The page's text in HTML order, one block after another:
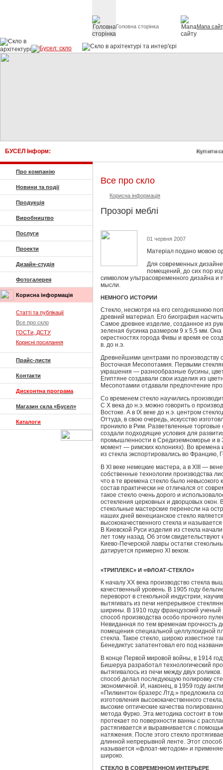
Головна сторінка Мапа
БУСЕЛ Інформ: Купити
Про компанію
Новини та події
Продукція
Виробництво
Послуги
Проекти
Дизайн-студія
Фотогалерея
Корисна інформація
Статті та публікації
Все про скло
ГОСТи, ДСТУ
Корисні посилання
Прайс-листи
Контакти
Дисконтна програма
Магазин скла «Бусел»
Каталоги
Все про скло
Корисна інформація
Прозорі меблі
01 червня 2007
Матеріал подано мовою
Для современных
помещений, до сих пор
символом ультрасовременного дизайна и
мысли.
НЕМНОГО ИСТОРИИ
Стекло, несмотря на его сегодняшнюю
древний материал. Его биография
Самое древнее изделие, созданное из
зеленая бусинка размером 9 x 5,5 мм.
окрестностях города Фивы и время ее
в. до н.э.
Древнейшими центрами по производству
Восточная Месопотамия. Первыми
украшения — разнообразные бусины,
Египтяне создавали свои изделия из
Месопотамии отдавали предпочтение
Со временем стекло научились
С X века до н.э. можно говорить о
Востоке. А в IX веке до н.э. центром
Оттуда, в свою очередь, искусство
проникло в Рим. Разветвленные
создали подходящие условия для
промышленности в Средиземноморье и в
момент — римских колониях). Во времена
из стекла экспортировались во
В XI веке немецкие мастера, а в XIII —
собственные технологии производства
что в те времена стекло было невысокого
состав практически не отличался от
такое стекло очень дорого и
остекления церковных и дворцовых окон.
стекольные мастерские перенесли на
наших дней венецианское стекло
высококачественного стекла и
В Киевской Руси изделия из стекла
лет тому назад. Об этом
Киево-Печерской лавры остатки
датируется примерно XI веком.
«ТРИПЛЕКС» И «ФЛОАТ-СТЕКЛО»
К началу XX века производство стекла
качественный уровень. В 1905 году
переворот в стекольной индустрии,
вытягивать из печи непрерывное
ширины. В 1910 году французский ученый
способ производства особо прочного
Невиданная по тем временам прочность
помещения специальной целлулоидной
стекла. Такое стекло, широко известное
Бенедиктус запатентовал его под
В конце Первой мировой войны, в 1914
Бишеруа разработал технологический
вытягивалось из печи между двух
способ делал последующую полировку
экономичной. И, наконец, в 1959 году
«Пилкингтон бразерс Лтд.» предложила
изготовления высококачественного
высокие оптические качества
метода Фурко. Эта методика состоит в
протекает по поверхности ванны с
растягивается и выравнивается с
натяжения. После этого стекло
длинной непрерывной ленте. Этот способ
называется «флоат-методом» и
широко.
СТЕКЛО В СОВРЕМЕННОМ ИНТЕРЬЕРЕ